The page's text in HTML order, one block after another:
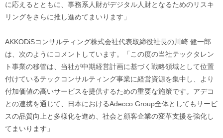
に応えるとともに、事務系人財がデジタル人財となるためのリスキ
リングをさらに推し進めてまいります」
AKKODiSコンサルティング株式会社代表取締役社長の川崎 健一郎
は、次のようにコメントしています。「この度の当社テックタレン
ト事業の移管は、当社が中期経営計画に基づく戦略領域として位置
付けているテックコンサルティング事業に経営資源を集中し、より
付加価値の高いサービスを提供するための重要な施策です。アデコ
との連携を通じて、日本におけるAdecco Group全体としてもサービ
スの品質向上と多様化を進め、社会と顧客企業の変革支援を強化し
てまいります」